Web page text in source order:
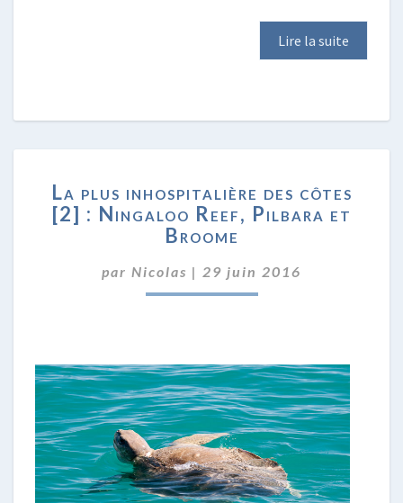
Lire la suite
PLUS
INHOSPITALIÈRE
DES
[2]
:
ET
BROOME
La plus inhospitalière des côtes
[2] : Ningaloo Reef, Pilbara et
Broome
par Nicolas | 29 juin 2016